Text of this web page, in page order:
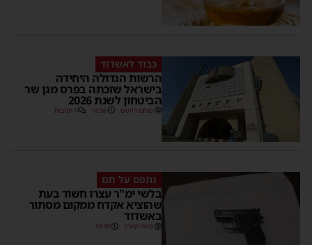
כבוד לאשדוד
הרשות הגדולה היחידה
בישראל שזכתה בפרס מגן שר
הביטחון לשנת 2026
מנחם דויטש 18:36 1 תגובות
נתפס על חם
בלשי ימ"ר עצרו חשוד בעת
שהוציא אקדח ממקום מסתור
באשדוד
משה קאהן 10:38